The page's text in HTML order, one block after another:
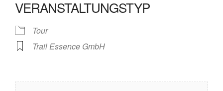
VERANSTALTUNGSTYP
Tour
Trail Essence GmbH